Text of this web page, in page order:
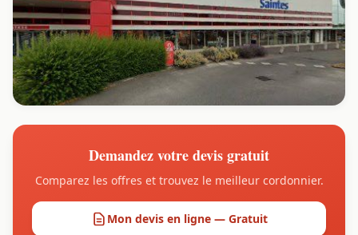
Demandez votre devis gratuit
Comparez les offres et trouvez le meilleur cordonnier.
Mon devis en ligne — Gratuit